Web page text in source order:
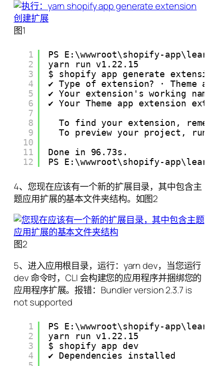
图1
1
2
3
4
5
6
7
8
9
10
11
12
PS E:\wwwroot\shopify-
yarn run v1.22.15
$ shopify app generate extension
✔ Type of extension? · Theme
✔ Your extension's working
✔ Your Theme app extension
To find your extension,
To preview your project, run
Done in 96.73s.
PS E:\wwwroot\shopify-app\learn-
4、您现在应该有一个新的扩展目录，其中包含主
题应用扩展的基本文件夹结构。如图2
图2
5、进入应用根目录，运行：yarn dev，当您运行
dev 命令时，CLI 会构建您的应用程序并捆绑您的
应用程序扩展。报错：Bundler version 2.3.7 is
not supported
1
2
3
4
PS E:\wwwroot\shopify-
yarn run v1.22.15
$ shopify app dev
✔ Dependencies installed